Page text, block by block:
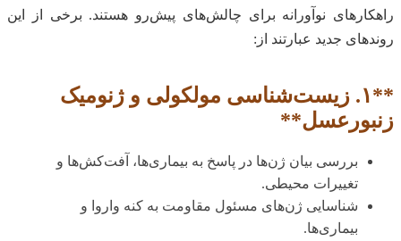
راهکارهای نوآورانه برای چالش‌های پیش‌رو هستند. برخی از این
روندهای جدید عبارتند از:
**۱. زیست‌شناسی مولکولی و ژنومیک
زنبورعسل**
بررسی بیان ژن‌ها در پاسخ به بیماری‌ها، آفت‌کش‌ها و
تغییرات محیطی.
شناسایی ژن‌های مسئول مقاومت به کنه واروا و
بیماری‌ها.